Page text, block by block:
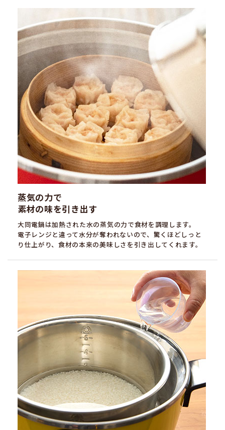
蒸気の力で
素材の味を引き出す
大同電鍋は加熱された水の蒸気の力で食材を調理します。
電子レンジと違って水分が奪われないので、驚くほどしっと
り仕上がり、食材の本来の美味しさを引き出してくれます。